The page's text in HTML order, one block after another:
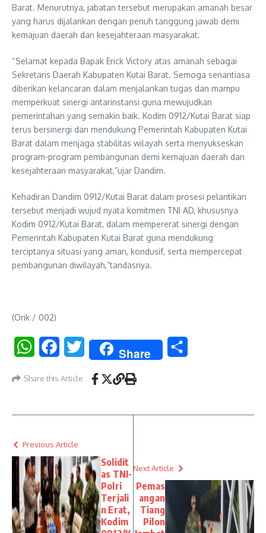
Barat. Menurutnya, jabatan tersebut merupakan amanah besar
yang harus dijalankan dengan penuh tanggung jawab demi
kemajuan daerah dan kesejahteraan masyarakat.
“Selamat kepada Bapak Erick Victory atas amanah sebagai
Sekretaris Daerah Kabupaten Kutai Barat. Semoga senantiasa
diberikan kelancaran dalam menjalankan tugas dan mampu
memperkuat sinergi antarinstansi guna mewujudkan
pemerintahan yang semakin baik. Kodim 0912/Kutai Barat siap
terus bersinergi dan mendukung Pemerintah Kabupaten Kutai
Barat dalam menjaga stabilitas wilayah serta menyukseskan
program-program pembangunan demi kemajuan daerah dan
kesejahteraan masyarakat,”ujar Dandim.
Kehadiran Dandim 0912/Kutai Barat dalam prosesi pelantikan
tersebut menjadi wujud nyata komitmen TNI AD, khususnya
Kodim 0912/Kutai Barat, dalam mempererat sinergi dengan
Pemerintah Kabupaten Kutai Barat guna mendukung
terciptanya situasi yang aman, kondusif, serta mempercepat
pembangunan diwilayah,”tandasnya.
(Orik / 002)
WhatsAppFacebookTwitter Share
Share this Article
Previous Article
Solidit
as TNI-
Polri
Terjali
n Erat,
Kodim
Next Article
Pemas
angan
Tiang
Pilon